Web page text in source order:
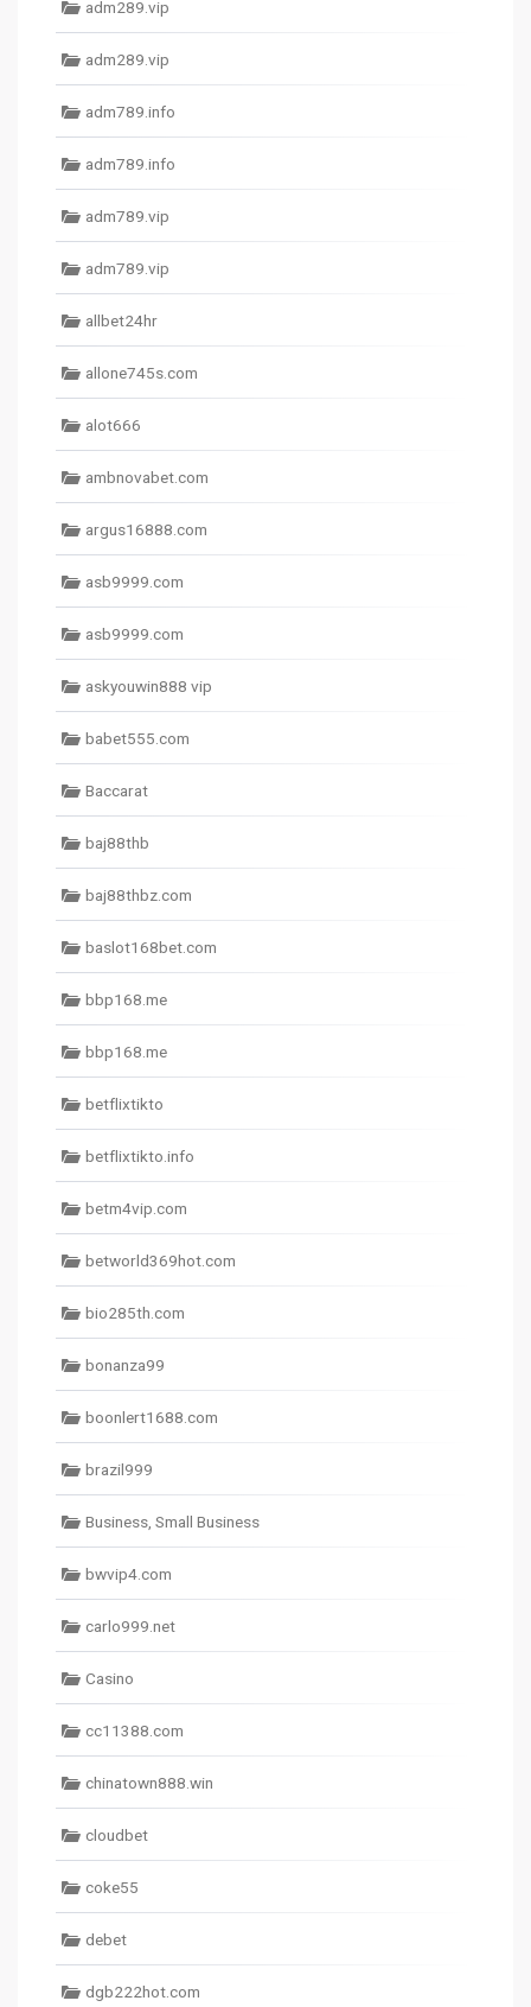
adm289.vip
adm289.vip
adm789.info
adm789.info
adm789.vip
adm789.vip
allbet24hr
allone745s.com
alot666
ambnovabet.com
argus16888.com
asb9999.com
asb9999.com
askyouwin888 vip
babet555.com
Baccarat
baj88thb
baj88thbz.com
baslot168bet.com
bbp168.me
bbp168.me
betflixtikto
betflixtikto.info
betm4vip.com
betworld369hot.com
bio285th.com
bonanza99
boonlert1688.com
brazil999
Business, Small Business
bwvip4.com
carlo999.net
Casino
cc11388.com
chinatown888.win
cloudbet
coke55
debet
dgb222hot.com